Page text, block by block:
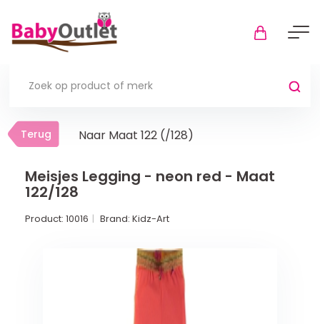
Terug
Thuis
Boxmatrassen en hoeslakens
Terug Naar Maat 122 (/128)
Meisjes Legging - neon red - Maat
122/128
Product: 10016 Brand: Kidz-Art